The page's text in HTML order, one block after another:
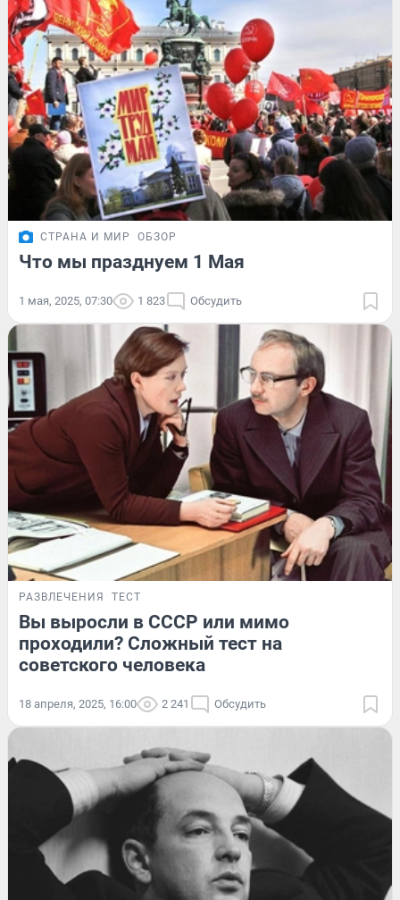
СТРАНА И МИР ОБЗОР
Что мы празднуем 1 Мая
1 мая, 2025, 07:30 1 823 Обсудить
РАЗВЛЕЧЕНИЯ ТЕСТ
Вы выросли в СССР или мимо
проходили? Сложный тест на
советского человека
18 апреля, 2025, 16:00 2 241 Обсудить